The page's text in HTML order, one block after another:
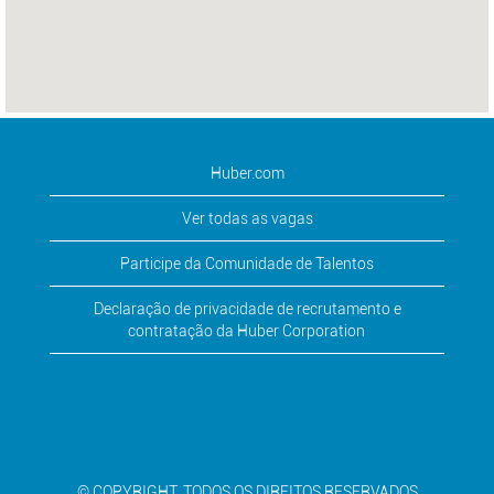
Huber.com
Ver todas as vagas
Participe da Comunidade de Talentos
Declaração de privacidade de recrutamento e
contratação da Huber Corporation